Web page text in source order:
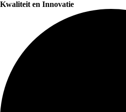
Kwaliteit en Innovatie